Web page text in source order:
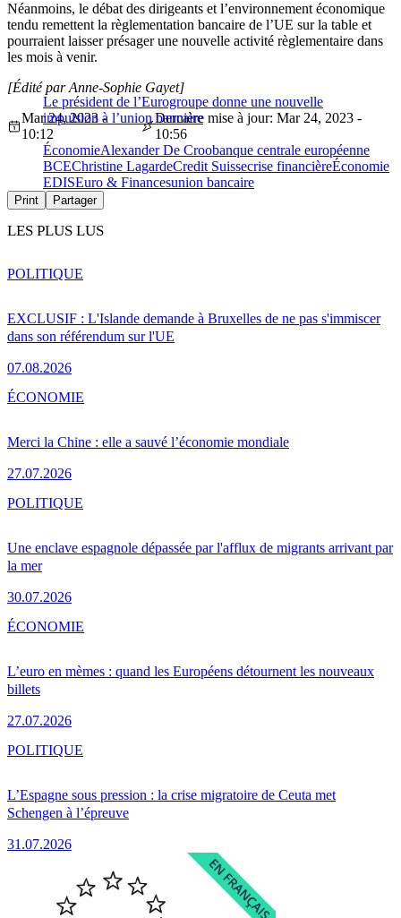
Néanmoins, le débat des dirigeants et l’environnement économique
tendu remettent la règlementation bancaire de l’UE sur la table et
pourraient laisser présager une nouvelle activité règlementaire dans
les mois à venir.
Le président de l’Eurogroupe donne une nouvelle
impulsion à l’union bancaire
[Édité par Anne-Sophie Gayet]
Mar 24, 2023 -
10:12
Dernière mise à jour: Mar 24, 2023 -
10:56
ÉconomieAlexander De Croobanque centrale européenne
BCEChristine LagardeCredit Suissecrise financièreÉconomie
EDISEuro & Financesunion bancaire
Print Partager
LES PLUS LUS
EXCLUSIF : L'Islande demande à Bruxelles de ne pas s'immiscer
dans son référendum sur l'UE
07.08.2026
POLITIQUE
Merci la Chine : elle a sauvé l’économie mondiale
27.07.2026
ÉCONOMIE
Une enclave espagnole dépassée par l'afflux de migrants arrivant par
la mer
30.07.2026
POLITIQUE
L’euro en mèmes : quand les Européens détournent les nouveaux
billets
27.07.2026
ÉCONOMIE
L’Espagne sous pression : la crise migratoire de Ceuta met
Schengen à l’épreuve
31.07.2026
POLITIQUE